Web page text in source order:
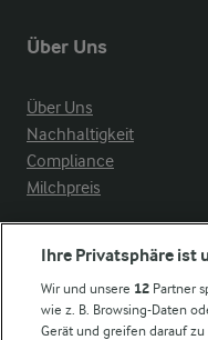
Über Uns
Über Uns
Nachhaltigkeit
Compliance
Milchpreis
Weitere Arla
Ihre Privatsphäre ist
Wir und unsere 12 Partner
wie z. B. Browsing-Daten
Gerät und greifen darauf